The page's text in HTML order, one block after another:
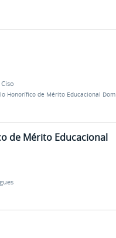
Ciso
Honorífico de Mérito Educacional Dom
de Mérito Educacional